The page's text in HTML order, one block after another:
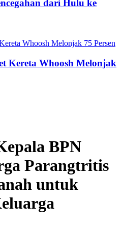
dari Hulu ke
Kereta Whoosh Melonjak
BPN
Parangtritis
untuk